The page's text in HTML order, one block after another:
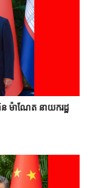
ម៉ាណែត នាយករដ្ឋ